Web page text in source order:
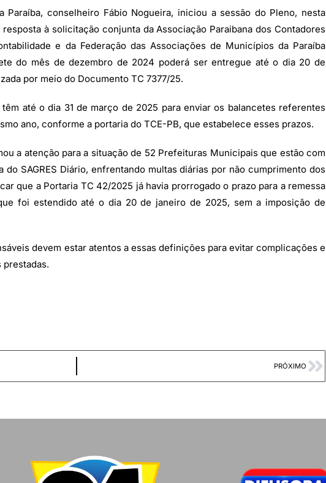
Paraíba, conselheiro Fábio Nogueira, iniciou a sessão do Pleno, nesta
à solicitação conjunta da Associação Paraibana dos Contadores
e da Federação das Associações de Municípios da Paraíba
do mês de dezembro de 2024 poderá ser entregue até o dia 20 de
por meio do Documento TC 7377/25.
até o dia 31 de março de 2025 para enviar os balancetes referentes
ano, conforme a portaria do TCE-PB, que estabelece esses prazos.
a atenção para a situação de 52 Prefeituras Municipais que estão com
SAGRES Diário, enfrentando multas diárias por não cumprimento dos
que a Portaria TC 42/2025 já havia prorrogado o prazo para a remessa
foi estendido até o dia 20 de janeiro de 2025, sem a imposição de
devem estar atentos a essas definições para evitar complicações e
PRÓXIMO